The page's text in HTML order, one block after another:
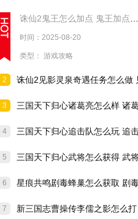
时间：2025-08-20
类型： 游戏攻略
2
3
4
5
6
7